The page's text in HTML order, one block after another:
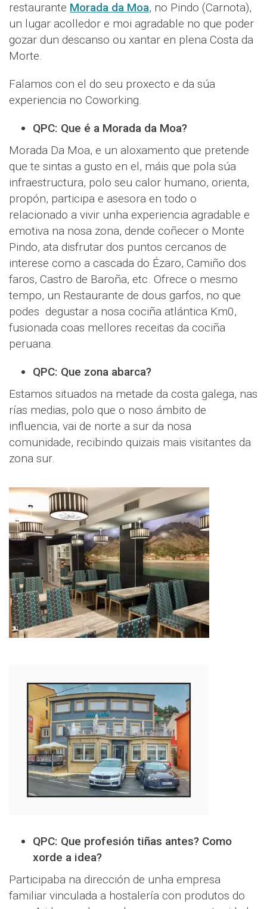
restaurante Morada da Moa, no Pindo (Carnota),
un lugar acolledor e moi agradable no que poder
gozar dun descanso ou xantar en plena Costa da
Morte.
Falamos con el do seu proxecto e da súa
experiencia no Coworking.
QPC: Que é a Morada da Moa?
Morada Da Moa, e un aloxamento que pretende
que te sintas a gusto en el, máis que pola súa
infraestructura, polo seu calor humano, orienta,
propón, participa e asesora en todo o
relacionado a vivir unha experiencia agradable e
emotiva na nosa zona, dende coñecer o Monte
Pindo, ata disfrutar dos puntos cercanos de
interese como a cascada do Ézaro, Camiño dos
faros, Castro de Baroña, etc. Ofrece o mesmo
tempo, un Restaurante de dous garfos, no que
podes degustar a nosa cociña atlántica Km0,
fusionada coas mellores receitas da cociña
peruana.
QPC: Que zona abarca?
Estamos situados na metade da costa galega, nas
rías medias, polo que o noso ámbito de
influencia, vai de norte a sur da nosa
comunidade, recibindo quizais mais visitantes da
zona sur.
QPC: Que profesión tiñas antes? Como
xorde a idea?
Participaba na dirección de unha empresa
familiar vinculada a hostalería con produtos do